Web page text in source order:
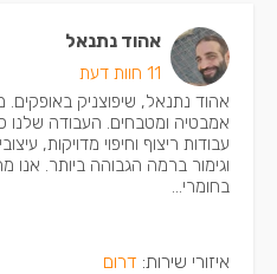
אהוד נתנאל
11 חוות דעת
אהוד נתנאל, שיפוצניק
אמבטיה ומטבחים. העבודה
עבודות ריצוף וחיפוי מדויקות,
וגימור ברמה הגבוהה ביותר. אנו
בחומרי...
איזורי שירות: דרום